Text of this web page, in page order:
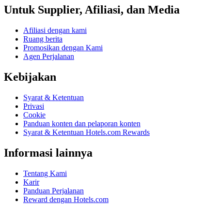
Untuk Supplier, Afiliasi, dan Media
Afiliasi dengan kami
Ruang berita
Promosikan dengan Kami
Agen Perjalanan
Kebijakan
Syarat & Ketentuan
Privasi
Cookie
Panduan konten dan pelaporan konten
Syarat & Ketentuan Hotels.com Rewards
Informasi lainnya
Tentang Kami
Karir
Panduan Perjalanan
Reward dengan Hotels.com